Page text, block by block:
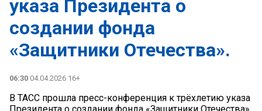
указа Президента о
создании фонда
«Защитники Отечества».
06:30 04.04.2026 16+
В ТАСС прошла пресс-конференция к трёхлетию указа
Президента о создании фонда «Защитники Отечества».